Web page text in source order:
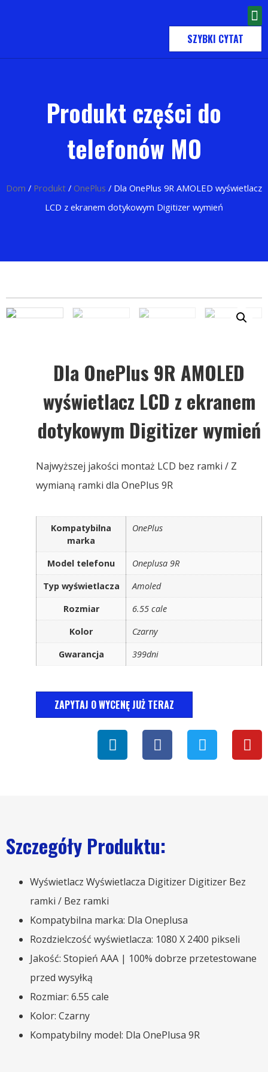
SZYBKI CYTAT
Produkt części do
telefonów MO
Dom / Produkt / OnePlus / Dla OnePlus 9R AMOLED wyświetlacz
LCD z ekranem dotykowym Digitizer wymień
Dla OnePlus 9R AMOLED
wyświetlacz LCD z ekranem
dotykowym Digitizer wymień
Najwyższej jakości montaż LCD bez ramki / Z
wymianą ramki dla OnePlus 9R
Kompatybilna
marka
OnePlus
Model telefonu
Oneplusa 9R
Typ wyświetlacza
Amoled
Rozmiar
6.55 cale
Kolor
Czarny
Gwarancja
399dni
ZAPYTAJ O WYCENĘ JUŻ TERAZ
Szczegóły Produktu:
Wyświetlacz Wyświetlacza Digitizer Digitizer Bez
ramki / Bez ramki
Kompatybilna marka: Dla Oneplusa
Rozdzielczość wyświetlacza: 1080 X 2400 pikseli
Jakość: Stopień AAA | 100% dobrze przetestowane
przed wysyłką
Rozmiar: 6.55 cale
Kolor: Czarny
Kompatybilny model: Dla OnePlusa 9R